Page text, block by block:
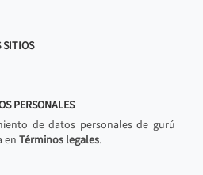
SITIOS
PERSONALES
de datos personales de gurú
en Términos legales.